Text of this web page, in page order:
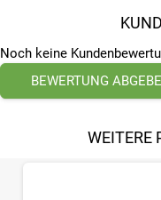
Noch keine
BEWERTUNG
WEITERE